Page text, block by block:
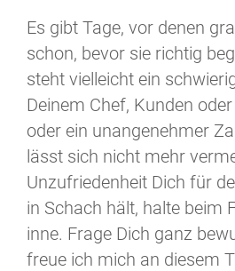
Es gibt Tage, vor denen
schon, bevor sie richtig
steht vielleicht ein
Deinem Chef, Kunden
oder ein unangenehmer
lässt sich nicht mehr
Unzufriedenheit Dich für
in Schach hält, halte beim
inne. Frage Dich ganz
freue ich mich an diesem